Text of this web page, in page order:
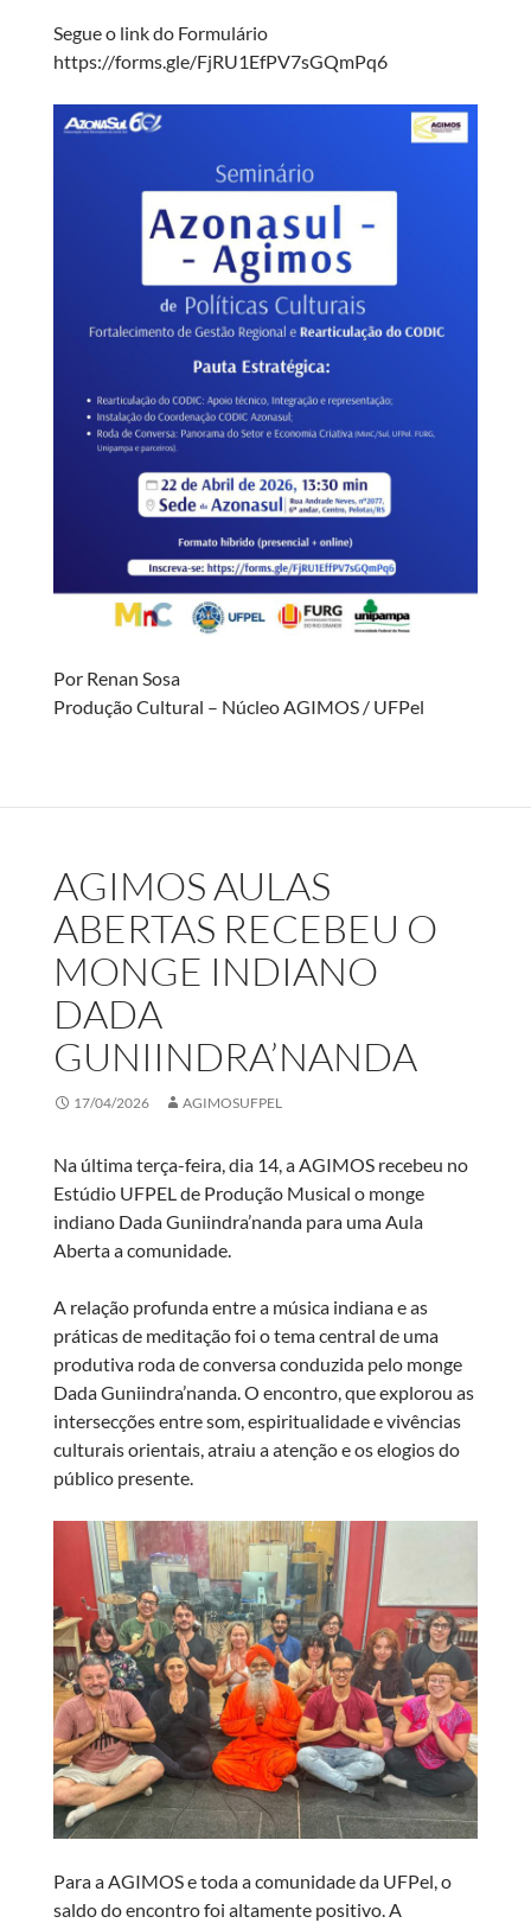
Segue o link do Formulário
https://forms.gle/FjRU1EfPV7sGQmPq6
Por Renan Sosa
Produção Cultural – Núcleo AGIMOS / UFPel
AGIMOS AULAS
ABERTAS RECEBEU O
MONGE INDIANO
DADA
GUNIINDRA’NANDA
17/04/2026 AGIMOSUFPEL
Na última terça-feira, dia 14, a AGIMOS recebeu no
Estúdio UFPEL de Produção Musical o monge
indiano Dada Guniindra’nanda para uma Aula
Aberta a comunidade.
A relação profunda entre a música indiana e as
práticas de meditação foi o tema central de uma
produtiva roda de conversa conduzida pelo monge
Dada Guniindra’nanda. O encontro, que explorou as
intersecções entre som, espiritualidade e vivências
culturais orientais, atraiu a atenção e os elogios do
público presente.
Para a AGIMOS e toda a comunidade da UFPel, o
saldo do encontro foi altamente positivo. A